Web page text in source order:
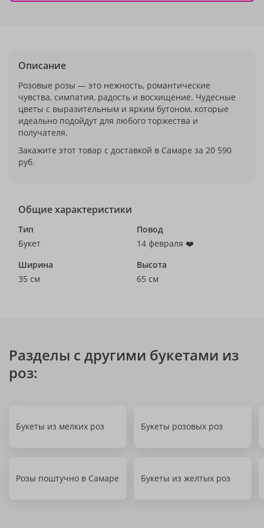
Описание
Розовые розы — это нежность, романтические
чувства, симпатия, радость и восхищение. Чудесные
цветы с выразительным и ярким бутоном, которые
идеально подойдут для любого торжества и
получателя.
Закажите этот товар с доставкой в Самаре за 20 590
руб.
Общие характеристики
Тип
Букет
Повод
14 февраля ❤️
Ширина
35 см
Высота
65 см
Разделы с другими букетами из
роз:
Букеты из мелких роз Букеты розовых роз
Розы поштучно в Самаре Букеты из желтых роз